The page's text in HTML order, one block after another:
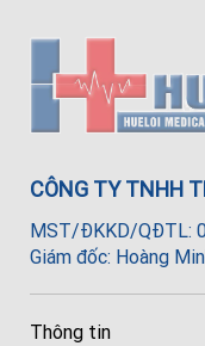
CÔNG TY TNHH
MST/ĐKKD/QĐTL:
Giám đốc: Hoàng
Thông tin